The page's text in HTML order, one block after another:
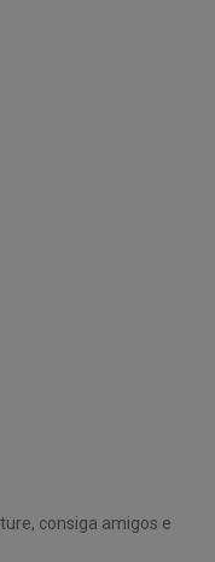
consiga amigos e